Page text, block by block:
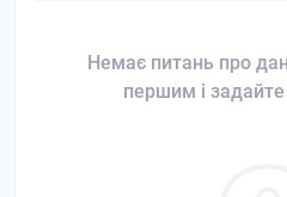
Немає питань про
першим і